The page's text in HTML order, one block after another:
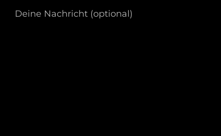
Deine Nachricht (optional)